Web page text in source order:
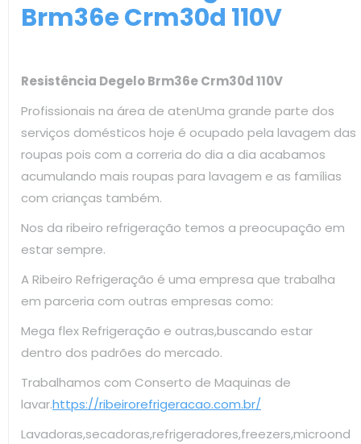
Brm36e Crm30d 110V
Resistência Degelo Brm36e Crm30d 110V
Profissionais na área de atenUma grande parte dos
serviços domésticos hoje é ocupado pela lavagem das
roupas pois com a correria do dia a dia acabamos
acumulando mais roupas para lavagem e as famílias
com crianças também.
Nos da ribeiro refrigeração temos a preocupação em
estar sempre.
A Ribeiro Refrigeração é uma empresa que trabalha
em parceria com outras empresas como:
Mega flex Refrigeração e outras,buscando estar
dentro dos padrões do mercado.
Trabalhamos com Conserto de Maquinas de
lavar.https://ribeirorefrigeracao.com.br/
Lavadoras,secadoras,refrigeradores,freezers,microond